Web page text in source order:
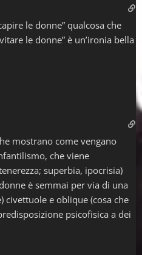
le donne” qualcosa che
le donne” è un’ironia bella
mostrano come vengano
che viene
superbia, ipocrisia)
è semmai per via di una
civettuole e oblique (cosa che
psicofisica a dei